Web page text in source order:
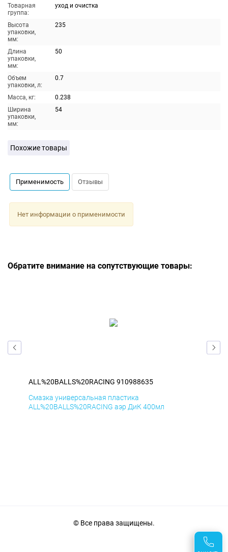
Товарная
группа:
уход и очистка
Высота
упаковки,
мм:
235
Длина
упаковки,
мм:
50
Объем
упаковки, л:
0.7
Масса, кг:
0.238
Ширина
упаковки,
мм:
54
Похожие товары
Применимость Отзывы
Нет информации о применимости
Обратите внимание на сопутствующие товары:
ALL%20BALLS%20RACING 910988635
Смазка универсальная пластика
ALL%20BALLS%20RACING аэр ДиК 400мл
© Все права защищены.